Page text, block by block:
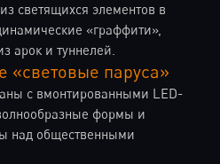
светящихся элементов в
«граффити»,
арок и туннелей.
«световые паруса»
с вмонтированными LED-
формы и
над общественными